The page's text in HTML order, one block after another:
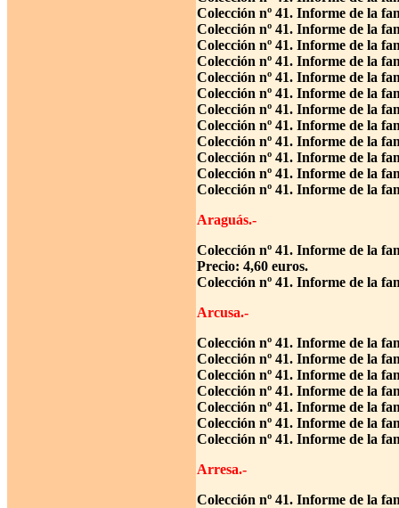
Colección nº 41. Informe de la
Colección nº 41. Informe de la
Colección nº 41. Informe de la
Colección nº 41. Informe de la
Colección nº 41. Informe de la
Colección nº 41. Informe de la
Colección nº 41. Informe de la
Colección nº 41. Informe de la
Colección nº 41. Informe de la
Colección nº 41. Informe de la
Colección nº 41. Informe de la
Colección nº 41. Informe de la
Araguás.-
Colección nº 41. Informe de la
Precio: 4,60 euros.
Colección nº 41. Informe de la
Arcusa.-
Colección nº 41. Informe de la
Colección nº 41. Informe de la
Colección nº 41. Informe de la
Colección nº 41. Informe de la
Colección nº 41. Informe de la
Colección nº 41. Informe de la
Colección nº 41. Informe de la
Arresa.-
Colección nº 41. Informe de la